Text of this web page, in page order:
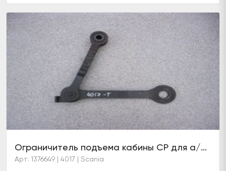
Ограничитель подъема кабины CP для а/м Scania 4
Арт: 1376649 | 4017 | Scania